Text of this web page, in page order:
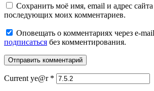
Сохранить моё имя, email и адрес сайта
последующих моих комментариев.
Оповещать о комментариях через e-
подписаться без комментирования.
Current ye@r *